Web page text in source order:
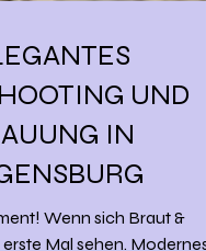
UND
IN